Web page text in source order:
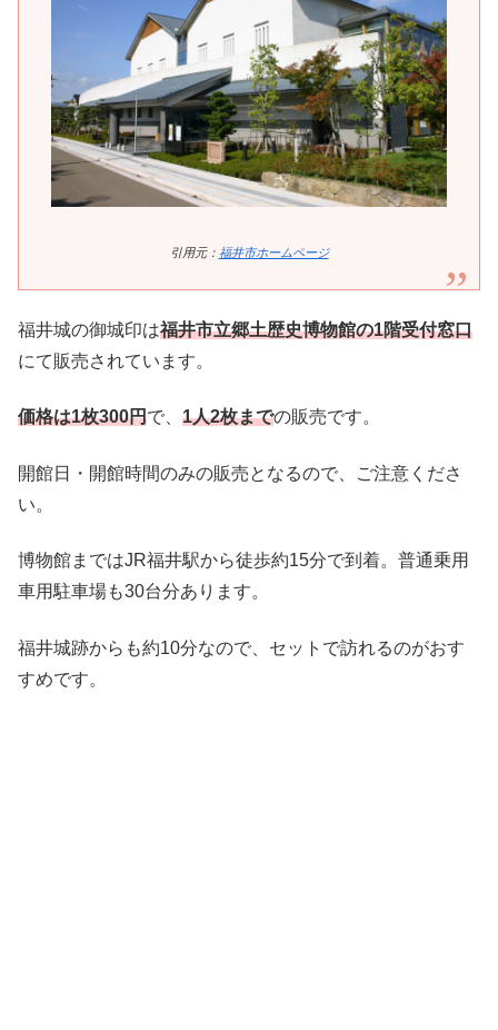
引用元： 福井市ホームページ
福井城の御城印は福井市立郷土歴史博物館の1階受付窓口
にて販売されています。
価格は1枚300円で、 1人2枚までの販売です。
開館日・開館時間のみの販売となるので、ご注意くださ
い。
博物館まではJR福井駅から徒歩約15分で到着。普通乗用
車用駐車場も30台分あります。
福井城跡からも約10分なので、セットで訪れるのがおす
すめです。